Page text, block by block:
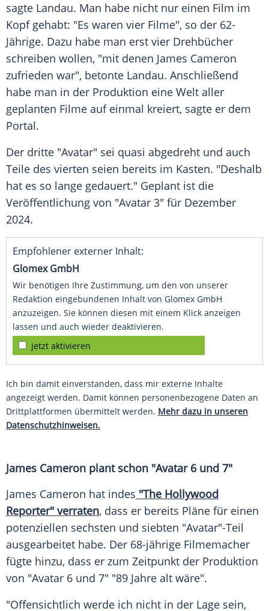
sagte Landau. Man habe nicht nur einen Film im
Kopf gehabt: "Es waren vier Filme", so der 62-
Jährige. Dazu habe man erst vier Drehbücher
schreiben wollen, "mit denen James Cameron
zufrieden war", betonte Landau. Anschließend
habe man in der Produktion eine Welt aller
geplanten Filme auf einmal kreiert, sagte er dem
Portal.
Der dritte "Avatar" sei quasi abgedreht und auch
Teile des vierten seien bereits im Kasten. "Deshalb
hat es so lange gedauert." Geplant ist die
Veröffentlichung von "Avatar 3" für Dezember
2024.
Empfohlener externer Inhalt:
Glomex GmbH
Wir benötigen Ihre Zustimmung, um den von unserer
Redaktion eingebundenen Inhalt von Glomex GmbH
anzuzeigen. Sie können diesen mit einem Klick anzeigen
lassen und auch wieder deaktivieren.
jetzt aktivieren
Ich bin damit einverstanden, dass mir externe Inhalte
angezeigt werden. Damit können personenbezogene Daten an
Drittplattformen übermittelt werden. Mehr dazu in unseren
Datenschutzhinweisen.
James Cameron plant schon "Avatar 6 und 7"
James Cameron hat indes "The Hollywood
Reporter" verraten, dass er bereits Pläne für einen
potenziellen sechsten und siebten "Avatar"-Teil
ausgearbeitet habe. Der 68-jährige Filmemacher
fügte hinzu, dass er zum Zeitpunkt der Produktion
von "Avatar 6 und 7" "89 Jahre alt wäre".
"Offensichtlich werde ich nicht in der Lage sein,